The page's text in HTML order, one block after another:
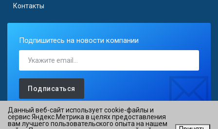
Контакты
Подпишитесь на новости компании
Подписаться
Данный веб-сайт использует cookie-файлы и
сервис Яндекс.Метрика в целях предоставления
вам лучшего пользовательского опыта на нашем